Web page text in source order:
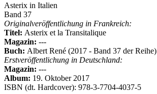
Asterix in Italien
Band 37
Originalveröffentlichung in Frankreich:
Titel: Asterix et la Transitalique
Magazin: ---
Buch: Albert René (2017 - Band 37 der Reihe)
Erstveröffentlichung in Deutschland:
Magazin: ---
Album: 19. Oktober 2017
ISBN (dt. Hardcover): 978-3-7704-4037-5